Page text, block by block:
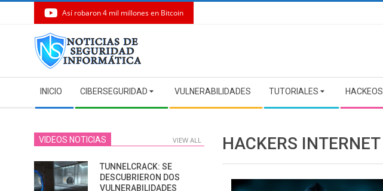
Así robaron 4 mil millones en Bitcoin
Navigation
Menu
INICIO CIBERSEGURIDAD VULNERABILIDADES TUTORIALES HACKEOS
HACKERS INTERNET
VIDEOS NOTICIAS VIEW ALL
TUNNELCRACK: SE
DESCUBRIERON DOS
VULNERABILIDADES